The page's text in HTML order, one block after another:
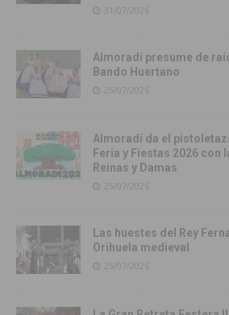
31/07/2026
Almoradí presume de
Bando Huertano
26/07/2026
Almoradí da el
Feria y Fiestas 2026 con
Reinas y Damas
25/07/2026
Las huestes del Rey
Orihuela medieval
25/07/2026